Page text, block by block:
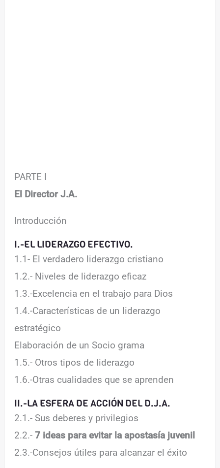
PARTE I
El Director J.A.
Introducción
I.-EL LIDERAZGO EFECTIVO.
1.1- El verdadero liderazgo cristiano
1.2.- Niveles de liderazgo eficaz
1.3.-Excelencia en el trabajo para Dios
1.4.-Características de un liderazgo
estratégico
Elaboración de un Socio grama
1.5.- Otros tipos de liderazgo
1.6.-Otras cualidades que se aprenden
II.-LA ESFERA DE ACCIÓN DEL D.J.A.
2.1.- Sus deberes y privilegios
2.2.-7 ideas para evitar la apostasía juvenil
2.3.-Consejos útiles para alcanzar el éxito